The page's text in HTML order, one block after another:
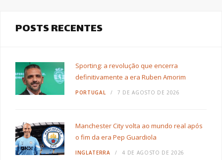
POSTS RECENTES
Sporting: a revolução que encerra
definitivamente a era Ruben Amorim
PORTUGAL 7 DE AGOSTO DE 2026
Manchester City volta ao mundo real após
o fim da era Pep Guardiola
INGLATERRA 4 DE AGOSTO DE 2026